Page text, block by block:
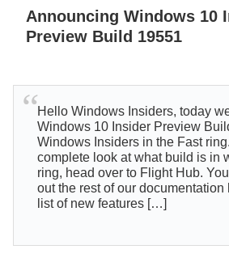
Announcing Windows 10
Preview Build 19551
Hello Windows Insiders, today
Windows 10 Insider Preview
Windows Insiders in the Fast
complete look at what build is in
ring, head over to Flight Hub.
out the rest of our
list of new features […]